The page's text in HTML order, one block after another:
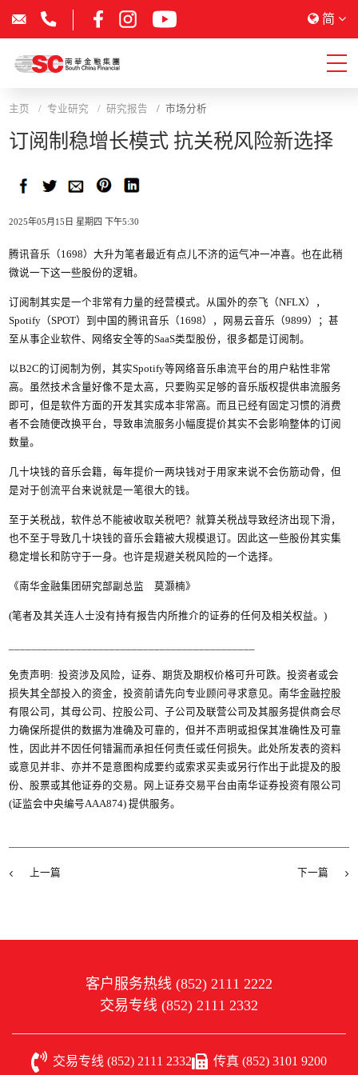
简
主页 专业研究 研究报告 市场分析
订阅制稳增长模式 抗关税风险新选择
2025年05月15日 星期四 下午5:30
腾讯音乐（1698）大升为笔者最近有点儿不济的运气冲一冲喜。也在此稍
微说一下这一些股份的逻辑。
订阅制其实是一个非常有力量的经营模式。从国外的奈飞（NFLX），
Spotify（SPOT）到中国的腾讯音乐（1698），网易云音乐（9899）；甚
至从事企业软件、网络安全等的SaaS类型股份，很多都是订阅制。
以B2C的订阅制为例，其实Spotify等网络音乐串流平台的用户粘性非常
高。虽然技术含量好像不是太高，只要购买足够的音乐版权提供串流服务
即可，但是软件方面的开发其实成本非常高。而且已经有固定习惯的消费
者不会随便改换平台，导致串流服务小幅度提价其实不会影响整体的订阅
数量。
几十块钱的音乐会籍，每年提价一两块钱对于用家来说不会伤筋动骨，但
是对于创流平台来说就是一笔很大的钱。
至于关税战，软件总不能被收取关税吧？就算关税战导致经济出现下滑，
也不至于导致几十块钱的音乐会籍被大规模退订。因此这一些股份其实集
稳定增长和防守于一身。也许是规避关税风险的一个选择。
《南华金融集团研究部副总监 莫灏楠》
(笔者及其关连人士没有持有报告内所推介的证券的任何及相关权益。)
免责声明: 投资涉及风险，证券、期货及期权价格可升可跌。投资者或会
损失其全部投入的资金，投资前请先向专业顾问寻求意见。南华金融控股
有限公司，其母公司、控股公司、子公司及联营公司及其服务提供商会尽
力确保所提供的数据为准确及可靠的，但并不声明或担保其准确性及可靠
性，因此并不因任何错漏而承担任何责任或任何损失。此处所发表的资料
或意见并非、亦并不是意图构成要约或索求买卖或另行作出于此提及的股
份、股票或其他证券的交易。网上证券交易平台由南华证券投资有限公司
(证监会中央编号AAA874) 提供服务。
上一篇 下一篇
客户服务热线 (852) 2111 2222
交易专线 (852) 2111 2332
交易专线 (852) 2111 2332 传真 (852) 3101 9200